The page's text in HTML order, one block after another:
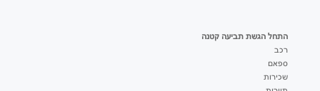
התחל הגשת תביעה קטנה
רכב
ספאם
שכירות